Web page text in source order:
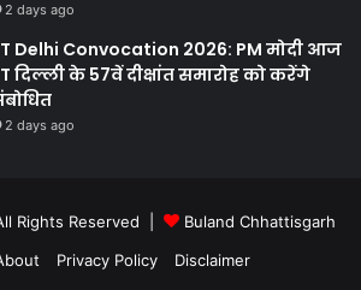
2 days ago
Delhi Convocation 2026: PM मोदी आज
दिल्ली के 57वें दीक्षांत समारोह को करेंगे
2 days ago
Rights Reserved |
Buland Chhattisgarh
Privacy Policy Disclaimer